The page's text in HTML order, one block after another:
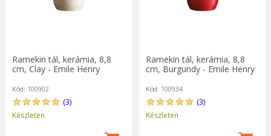
Ramekin tál, kerámia, 8,8
cm, Clay - Emile Henry
Kód: 100902
(3)
Készleten
Ramekin tál, kerámia, 8,8
cm, Burgundy - Emile Henry
Kód: 100934
(3)
Készleten